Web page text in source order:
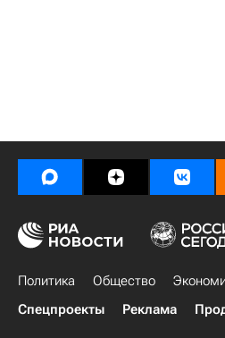
Политика Общество
Спецпроекты
Реклама